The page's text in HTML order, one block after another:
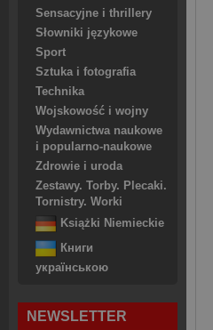
Sensacyjne i thrillery
Słowniki językowe
Sport
Sztuka i fotografia
Technika
Wojskowość i wojny
Wydawnictwa naukowe
i popularno-naukowe
Zdrowie i uroda
Zestawy. Torby. Plecaki.
Tornistry. Worki
Książki Niemieckie
Книги
українською
NEWSLETTER